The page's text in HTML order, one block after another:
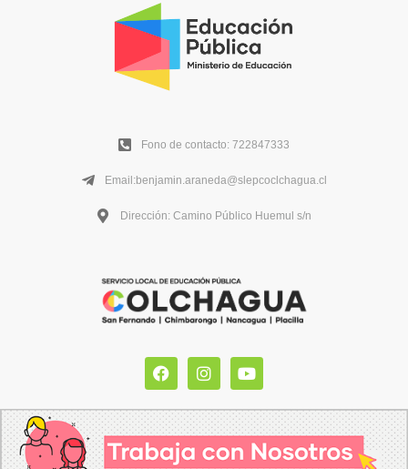
Fono de contacto: 722847333
Email:benjamin.araneda@slepcoclchagua.cl
Dirección: Camino Público Huemul s/n